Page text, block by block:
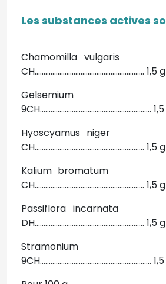
Les substances actives
Chamomilla
CH.............................................................. 1,5 g
9CH...............................................................
Hyoscyamus
CH.............................................................. 1,5 g
Kalium
CH.............................................................. 1,5 g
Passiflora
DH.............................................................. 1,5 g
9CH...............................................................